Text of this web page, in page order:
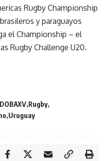
Rugby Championship
y paraguayos
el Championship – el
Rugby Challenge U20.
Rugby
Uruguay